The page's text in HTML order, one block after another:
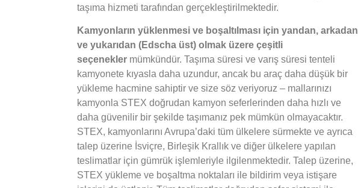
taşıma hizmeti tarafından gerçekleştirilmektedir.
Kamyonların yüklenmesi ve boşaltılması için yandan, arkadan
ve yukarıdan (Edscha üst) olmak üzere çeşitli
seçeneklermümkündür. Taşıma süresi ve varış süresi tenteli
kamyonete kıyasla daha uzundur, ancak bu araç daha düşük bir
yükleme hacmine sahiptir ve size söz veriyoruz – mallarınızı
kamyonla STEX doğrudan kamyon seferlerinden daha hızlı ve
daha güvenilir bir şekilde taşımanız pek mümkün olmayacaktır.
STEX, kamyonlarını Avrupa’daki tüm ülkelere sürmekte ve ayrıca
talep üzerine İsviçre, Birleşik Krallık ve diğer ülkelere yapılan
teslimatlar için gümrük işlemleriyle ilgilenmektedir. Talep üzerine,
STEX yükleme ve boşaltma noktaları ile bildirim veya istişare